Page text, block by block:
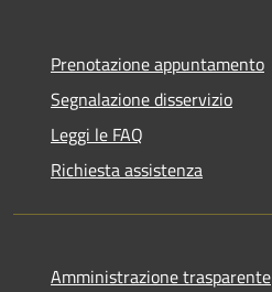
Prenotazione appuntamento
Segnalazione disservizio
Leggi le FAQ
Richiesta assistenza
Amministrazione trasparente